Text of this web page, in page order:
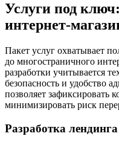
Услуги под
интернет-
Пакет услуг охватывает
до многостраничного
разработки учитывается
безопасность и удобство
позволяет зафиксировать
минимизировать риск
Разработка